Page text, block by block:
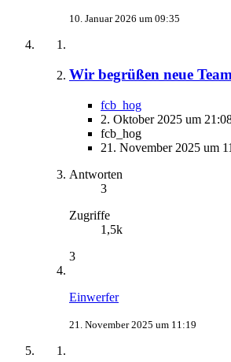
10. Januar 2026 um 09:35
Wir begrüßen neue
fcb_hog
2. Oktober 2025 um
fcb_hog
21. November 2025 um
Antworten
3
Zugriffe
1,5k
3
Einwerfer
21. November 2025 um 11:19